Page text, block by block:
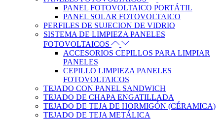
PANEL FOTOVOLTAICO PORTÁTIL
PANEL SOLAR FOTOVOLTAICO
PERFILES DE SUJECION DE VIDRIO
SISTEMA DE LIMPIEZA PANELES
FOTOVOLTAICOS
ACCESORIOS CEPILLOS PARA LIMPIAR
PANELES
CEPILLO LIMPIEZA PANELES
FOTOVOLTAICOS
TEJADO CON PANEL SANDWICH
TEJADO DE CHAPA ENGATILLADA
TEJADO DE TEJA DE HORMIGÓN (CÉRAMICA)
TEJADO DE TEJA METÁLICA